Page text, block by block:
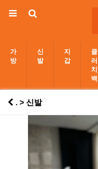
가
방
신
발
지
갑
클
러
치
백
. > 신발